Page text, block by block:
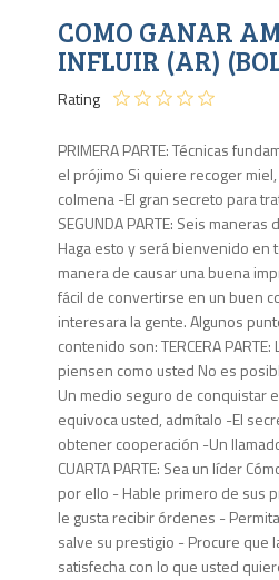
COMO GANAR
INFLUIR (AR)
Rating
PRIMERA PARTE: Técnicas
el prójimo Si quiere recoger
colmena -El gran secreto para
SEGUNDA PARTE: Seis
Haga esto y será bienvenido en
manera de causar una buena
fácil de convertirse en un buen
interesara la gente. Algunos
contenido son: TERCERA
piensen como usted No es
Un medio seguro de conquistar
equivoca usted, admítalo -El
obtener cooperación -Un
CUARTA PARTE: Sea un líder
por ello - Hable primero de sus
le gusta recibir órdenes -
salve su prestigio - Procure que
satisfecha con lo que usted